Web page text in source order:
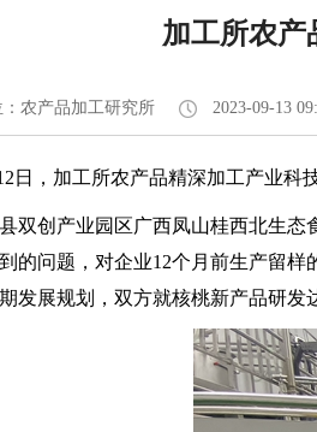
加工所农产
农产品加工研究所 2023-09-13
日，加工所农产品精深加工产业科
双创产业园区广西凤山桂西北生
的问题，对企业12个月前生产留
发展规划，双方就核桃新产品研发